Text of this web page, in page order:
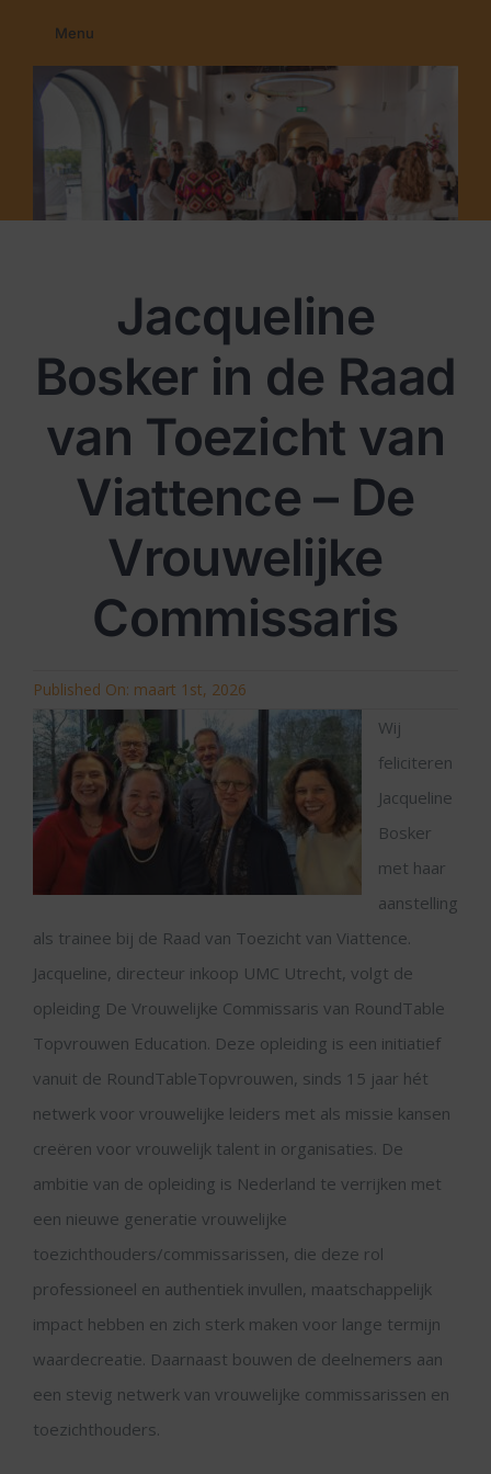
inhoud
Menu
Home
Membership
Programma’s
Jacqueline
Bosker in de Raad
van Toezicht van
Viattence – De
Vrouwelijke
Commissaris
Published On: maart 1st, 2026
Wij
feliciteren
Jacqueline
Bosker
met haar
aanstelling
als trainee bij de Raad van Toezicht van Viattence.
Jacqueline, directeur inkoop UMC Utrecht, volgt de
opleiding De Vrouwelijke Commissaris van RoundTable
Topvrouwen Education. Deze opleiding is een initiatief
vanuit de RoundTableTopvrouwen, sinds 15 jaar hét
netwerk voor vrouwelijke leiders met als missie kansen
creëren voor vrouwelijk talent in organisaties. De
ambitie van de opleiding is Nederland te verrijken met
een nieuwe generatie vrouwelijke
toezichthouders/commissarissen, die deze rol
professioneel en authentiek invullen, maatschappelijk
impact hebben en zich sterk maken voor lange termijn
waardecreatie. Daarnaast bouwen de deelnemers aan
een stevig netwerk van vrouwelijke commissarissen en
toezichthouders.